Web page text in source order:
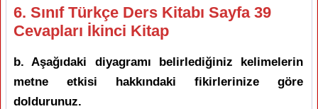
6. Sınıf Türkçe Ders Kitabı Sayfa 39
Cevapları İkinci Kitap
b. Aşağıdaki diyagramı belirlediğiniz kelimelerin
metne etkisi hakkındaki fikirlerinize göre
doldurunuz.